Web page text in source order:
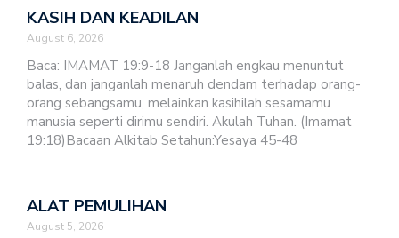
KASIH DAN KEADILAN
August 6, 2026
Baca: IMAMAT 19:9-18 Janganlah engkau menuntut
balas, dan janganlah menaruh dendam terhadap orang-
orang sebangsamu, melainkan kasihilah sesamamu
manusia seperti dirimu sendiri. Akulah Tuhan. (Imamat
19:18)Bacaan Alkitab Setahun:Yesaya 45-48
ALAT PEMULIHAN
August 5, 2026